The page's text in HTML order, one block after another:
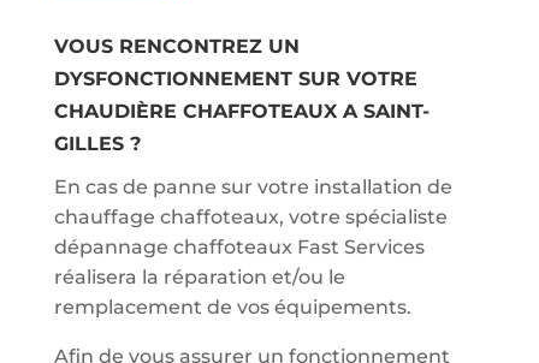
VOUS RENCONTREZ UN
DYSFONCTIONNEMENT SUR VOTRE
CHAUDIÈRE CHAFFOTEAUX A SAINT-
GILLES ?
En cas de panne sur votre installation de
chauffage chaffoteaux, votre spécialiste
dépannage chaffoteaux Fast Services
réalisera la réparation et/ou le
remplacement de vos équipements.
Afin de vous assurer un fonctionnement